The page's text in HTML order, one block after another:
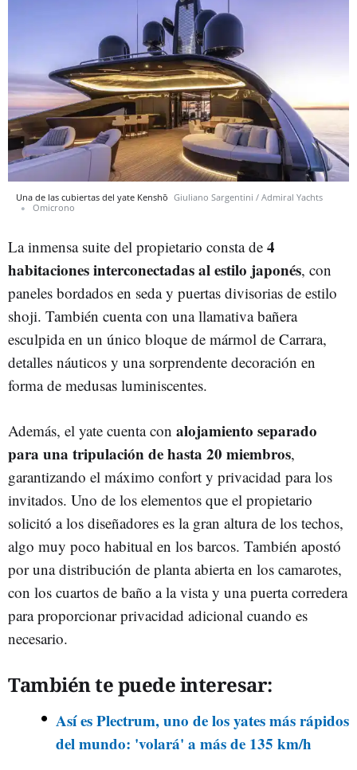
Una de las cubiertas del yate Kenshō Giuliano Sargentini / Admiral Yachts
Omicrono
La inmensa suite del propietario consta de 4
habitaciones interconectadas al estilo japonés, con
paneles bordados en seda y puertas divisorias de estilo
shoji. También cuenta con una llamativa bañera
esculpida en un único bloque de mármol de Carrara,
detalles náuticos y una sorprendente decoración en
forma de medusas luminiscentes.
Además, el yate cuenta con alojamiento separado
para una tripulación de hasta 20 miembros,
garantizando el máximo confort y privacidad para los
invitados. Uno de los elementos que el propietario
solicitó a los diseñadores es la gran altura de los techos,
algo muy poco habitual en los barcos. También apostó
por una distribución de planta abierta en los camarotes,
con los cuartos de baño a la vista y una puerta corredera
para proporcionar privacidad adicional cuando es
necesario.
También te puede interesar:
Así es Plectrum, uno de los yates más rápidos
del mundo: 'volará' a más de 135 km/h